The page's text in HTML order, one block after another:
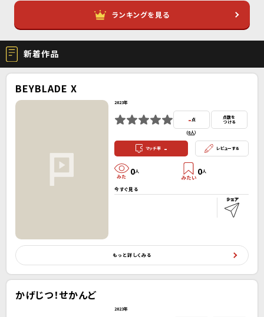
ランキングを見る
新着作品
BEYBLADE X
2023年
-点
(0人）
点数を
つける
マッチ率 - レビューする
0人 0人
今すぐ見る
もっと詳しくみる
かげじつ！せかんど
2023年